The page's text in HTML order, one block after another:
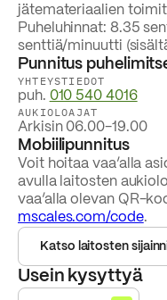
jätemateriaalien
Puheluhinnat: 8.35
senttiä/minuutti
Punnitus
YHTEYSTIEDOT
puh. 010 540 4016
AUKIOLOAJAT
Arkisin 06.00-19.00
Mobiilipunnitus
Voit hoitaa vaa’alla
avulla laitosten
vaa’alla olevan QR-
mscales.com/code.
Katso laitosten
Usein kysyttyä